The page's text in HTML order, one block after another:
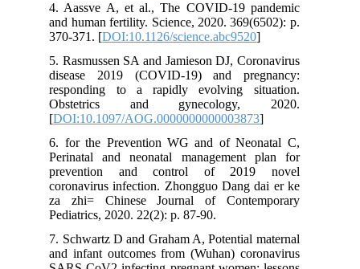
4. Aassve A, et al., The COVID-19 pandemic
and human fertility. Science, 2020. 369(6502): p.
370-371. [DOI:10.1126/science.abc9520
5. Rasmussen SA and Jamieson DJ, Coronavirus
disease 2019 (COVID-19) and pregnancy:
responding to a rapidly evolving situation.
Obstetrics and gynecology, 2020.
[DOI:10.1097/AOG.0000000000003873
6. for the Prevention WG and of Neonatal C,
Perinatal and neonatal management plan for
prevention and control of 2019 novel
coronavirus infection. Zhongguo Dang dai er ke
za zhi= Chinese Journal of Contemporary
Pediatrics, 2020. 22(2): p. 87-90.
7. Schwartz D and Graham A, Potential maternal
and infant outcomes from (Wuhan) coronavirus